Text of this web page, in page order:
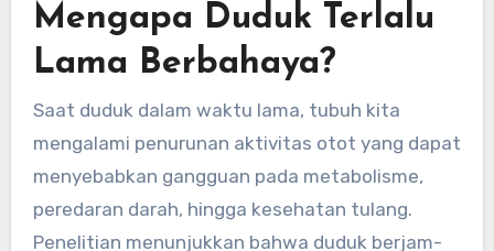
Mengapa Duduk Terlalu
Lama Berbahaya?
Saat duduk dalam waktu lama, tubuh kita
mengalami penurunan aktivitas otot yang dapat
menyebabkan gangguan pada metabolisme,
peredaran darah, hingga kesehatan tulang.
Penelitian menunjukkan bahwa duduk berjam-